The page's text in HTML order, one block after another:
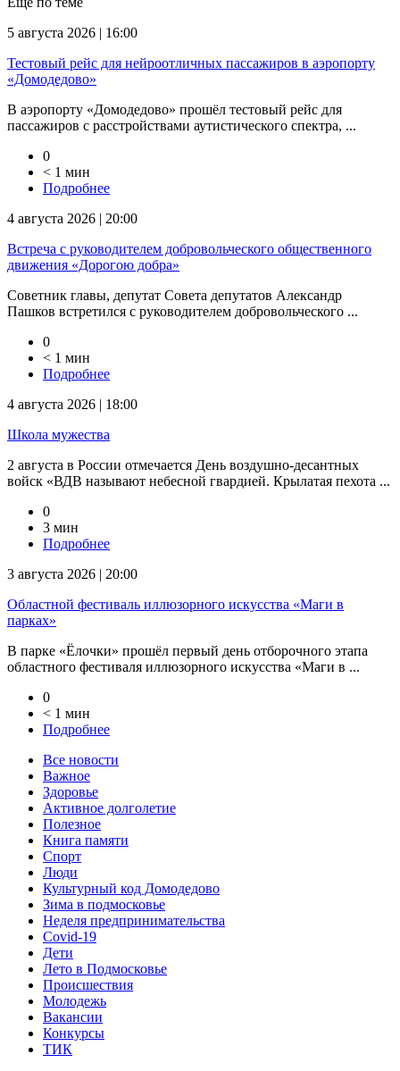
5 августа 2026 | 16:00
Тестовый рейс для нейроотличных пассажиров в аэропорту
«Домодедово»
В аэропорту «Домодедово» прошёл тестовый рейс для
пассажиров с расстройствами аутистического спектра, ...
0
< 1 мин
Подробнее
4 августа 2026 | 20:00
Встреча с руководителем добровольческого общественного
движения «Дорогою добра»
Советник главы, депутат Совета депутатов Александр
Пашков встретился с руководителем добровольческого ...
0
< 1 мин
Подробнее
4 августа 2026 | 18:00
Школа мужества
2 августа в России отмечается День воздушно-десантных
войск «ВДВ называют небесной гвардией. Крылатая пехота ...
0
3 мин
Подробнее
3 августа 2026 | 20:00
Областной фестиваль иллюзорного искусства «Маги в
парках»
В парке «Ёлочки» прошёл первый день отборочного этапа
областного фестиваля иллюзорного искусства «Маги в ...
0
< 1 мин
Подробнее
Все новости
Важное
Здоровье
Активное долголетие
Полезное
Книга памяти
Спорт
Люди
Культурный код Домодедово
Зима в подмосковье
Неделя предпринимательства
Covid-19
Дети
Лето в Подмосковье
Происшествия
Молодежь
Вакансии
Конкурсы
ТИК